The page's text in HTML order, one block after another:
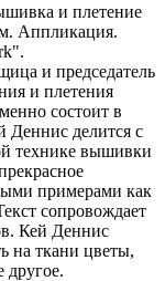
и плетение
Аппликация.
и председатель
и плетения
состоит в
делится с
технике вышивки
примерами как
сопровождает
Кей Деннис
на ткани цветы,
другое.